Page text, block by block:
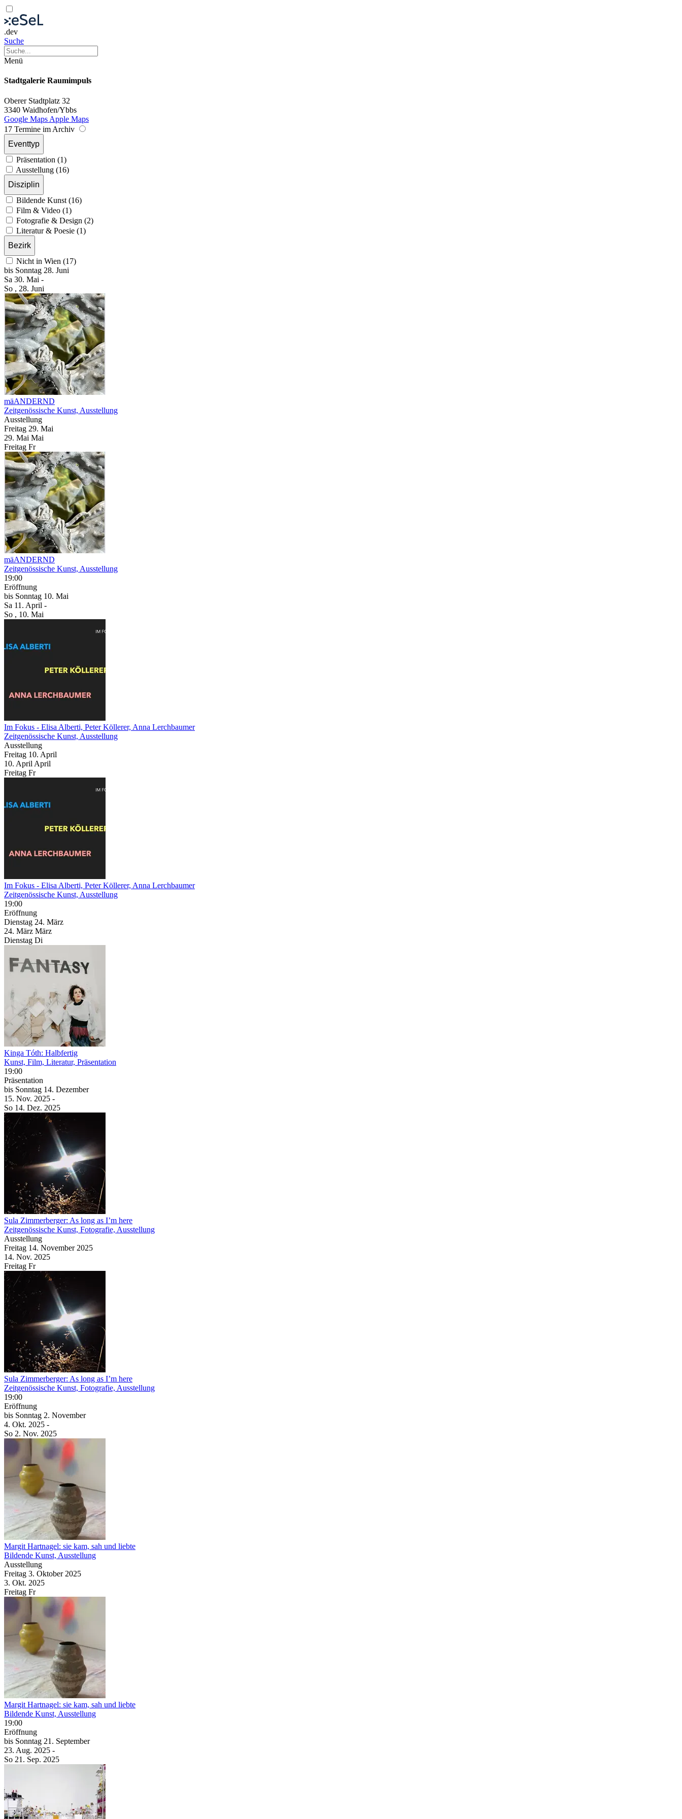
.dev
Suche
Menü
Stadtgalerie Raumimpuls
Oberer Stadtplatz 32
3340 Waidhofen/Ybbs
Google Maps Apple Maps
17 Termine im Archiv
Eventtyp
Präsentation (1)
Ausstellung (16)
Disziplin
Bildende Kunst (16)
Film & Video (1)
Fotografie & Design (2)
Literatur & Poesie (1)
Bezirk
Nicht in Wien (17)
bis Sonntag 28. Juni
Sa 30. Mai -
So , 28. Juni
mäANDERND
Zeitgenössische Kunst, Ausstellung
Ausstellung
Freitag 29. Mai
29. Mai Mai
Freitag Fr
mäANDERND
Zeitgenössische Kunst, Ausstellung
19:00
Eröffnung
bis Sonntag 10. Mai
Sa 11. April -
So , 10. Mai
Im Fokus - Elisa Alberti, Peter Köllerer, Anna Lerchbaumer
Zeitgenössische Kunst, Ausstellung
Ausstellung
Freitag 10. April
10. April April
Freitag Fr
Im Fokus - Elisa Alberti, Peter Köllerer, Anna Lerchbaumer
Zeitgenössische Kunst, Ausstellung
19:00
Eröffnung
Dienstag 24. März
24. März März
Dienstag Di
Kinga Tóth: Halbfertig
Kunst, Film, Literatur, Präsentation
19:00
Präsentation
bis Sonntag 14. Dezember
15. Nov. 2025 -
So 14. Dez. 2025
Sula Zimmerberger: As long as I’m here
Zeitgenössische Kunst, Fotografie, Ausstellung
Ausstellung
Freitag 14. November 2025
14. Nov. 2025
Freitag Fr
Sula Zimmerberger: As long as I’m here
Zeitgenössische Kunst, Fotografie, Ausstellung
19:00
Eröffnung
bis Sonntag 2. November
4. Okt. 2025 -
So 2. Nov. 2025
Margit Hartnagel: sie kam, sah und liebte
Bildende Kunst, Ausstellung
Ausstellung
Freitag 3. Oktober 2025
3. Okt. 2025
Freitag Fr
Margit Hartnagel: sie kam, sah und liebte
Bildende Kunst, Ausstellung
19:00
Eröffnung
bis Sonntag 21. September
23. Aug. 2025 -
So 21. Sep. 2025